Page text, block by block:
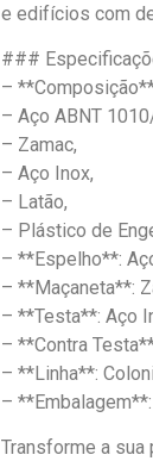
e edifícios com
###
–
– Aço ABNT
– Zamac,
– Aço Inox,
– Latão,
– Plástico de
– **Espelho**:
– **Maçaneta**:
– **Testa**: Aço
– **Contra
– **Linha**:
–
Transforme a sua